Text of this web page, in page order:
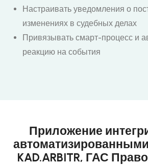
Настраивать уведомления о
изменениях в судебных делах
Привязывать смарт-процесс и
реакцию на события
Приложение
KAD.ARBITR, ГАС